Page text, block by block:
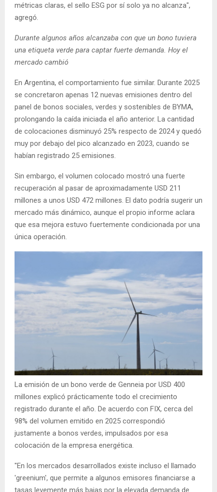
métricas claras, el sello ESG por sí solo ya no alcanza",
agregó.
Durante algunos años alcanzaba con que un bono tuviera
una etiqueta verde para captar fuerte demanda. Hoy el
mercado cambió
En Argentina, el comportamiento fue similar. Durante 2025
se concretaron apenas 12 nuevas emisiones dentro del
panel de bonos sociales, verdes y sostenibles de BYMA,
prolongando la caída iniciada el año anterior. La cantidad
de colocaciones disminuyó 25% respecto de 2024 y quedó
muy por debajo del pico alcanzado en 2023, cuando se
habían registrado 25 emisiones.
Sin embargo, el volumen colocado mostró una fuerte
recuperación al pasar de aproximadamente USD 211
millones a unos USD 472 millones. El dato podría sugerir un
mercado más dinámico, aunque el propio informe aclara
que esa mejora estuvo fuertemente condicionada por una
única operación.
La emisión de un bono verde de Genneia por USD 400
millones explicó prácticamente todo el crecimiento
registrado durante el año. De acuerdo con FIX, cerca del
98% del volumen emitido en 2025 correspondió
justamente a bonos verdes, impulsados por esa
colocación de la empresa energética.
"En los mercados desarrollados existe incluso el llamado
'greenium', que permite a algunos emisores financiarse a